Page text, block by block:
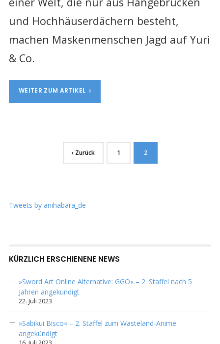
und Hochhäuserdächern besteht,
machen Maskenmenschen Jagd auf Yuri
& Co.
WEITER ZUM ARTIKEL
‹ Zurück 1 2
Tweets by anihabara_de
KÜRZLICH ERSCHIENENE NEWS
»Sword Art Online Alternative: GGO« – 2. Staffel nach 5
Jahren angekündigt
22. Juli 2023
»Sabikui Bisco« – 2. Staffel zum Wasteland-Anime
angekündigt